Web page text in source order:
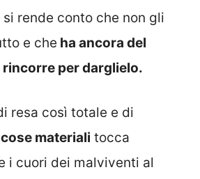
rende conto che non gli
e che ha ancora del
rincorre per darglielo.
resa così totale e di
materiali tocca
i cuori dei malviventi al